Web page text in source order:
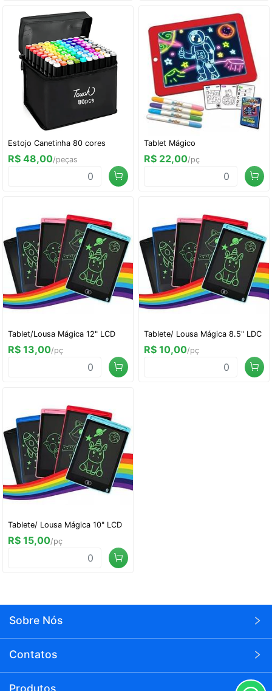
Estojo Canetinha 80 cores
R$ 48,00/peças
Tablet Mágico
R$ 22,00/pç
Tablet/Lousa Mágica 12" LCD
R$ 13,00/pç
Tablete/ Lousa Mágica 8.5" LDC
R$ 10,00/pç
Tablete/ Lousa Mágica 10" LCD
R$ 15,00/pç
Sobre Nós
seguimento de eletrônicos em atacado.
A Wei tem como compromisso levar a todos os seus
Contatos
Produtos